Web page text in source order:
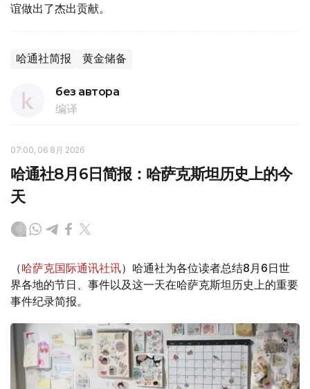
谊做出了杰出贡献。
哈通社简报 黄金储备
без автора
编译
07:00, 06 8月 2026
哈通社8月6日简报：哈萨克斯坦历史上的今
天
（哈萨克国际通讯社讯）哈通社为各位读者总结8月6日世
界各地的节日、事件以及这一天在哈萨克斯坦历史上的重要
事件纪录简报。